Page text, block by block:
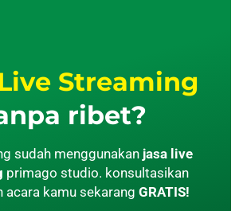
Streaming
ribet?
sudah menggunakan jasa live
primago studio. konsultasikan
acara kamu sekarang GRATIS!